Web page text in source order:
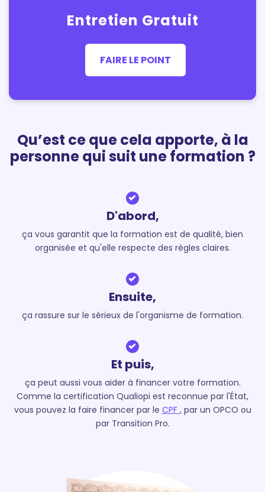
Entretien Gratuit
FAIRE LE POINT
Qu’est ce que cela apporte, à la
personne qui suit une formation ?
D'abord,
ça vous garantit que la formation est de qualité, bien
organisée et qu'elle respecte des règles claires.
Ensuite,
ça rassure sur le sérieux de l'organisme de formation.
Et puis,
ça peut aussi vous aider à financer votre formation.
Comme la certification Qualiopi est reconnue par l'État,
vous pouvez la faire financer par le CPF , par un OPCO ou
par Transition Pro.